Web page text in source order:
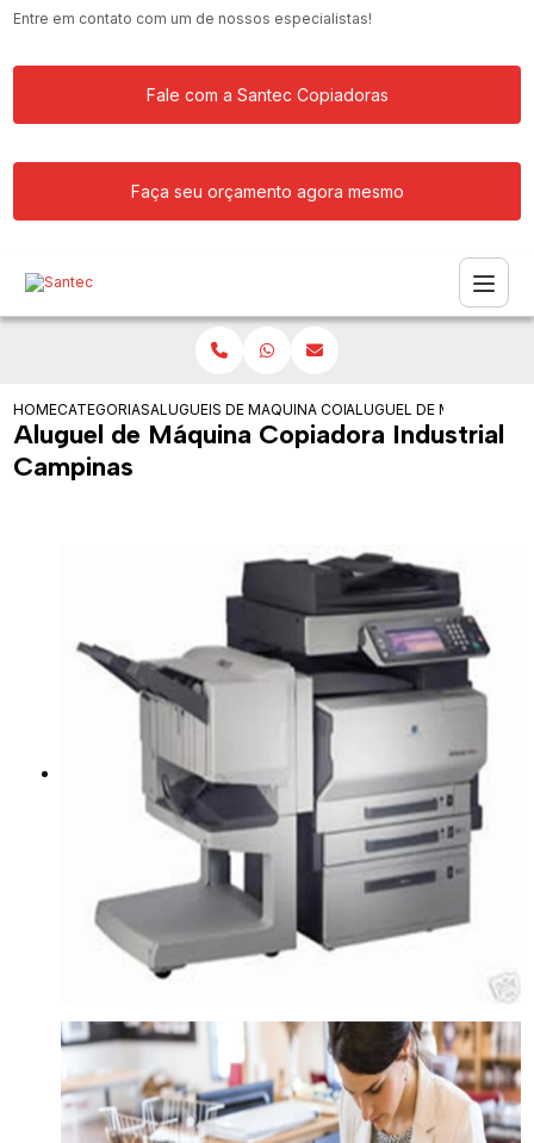
Entre em contato com um de nossos especialistas!
Fale com a Santec Copiadoras
Faça seu orçamento agora mesmo
HOMECATEGORIASALUGUEIS DE COPIADORASMAQUINA COPIADORA COLORIDA PARA
ALUGUEL DE MAQUINA
Aluguel de Máquina Copiadora Industrial
Campinas